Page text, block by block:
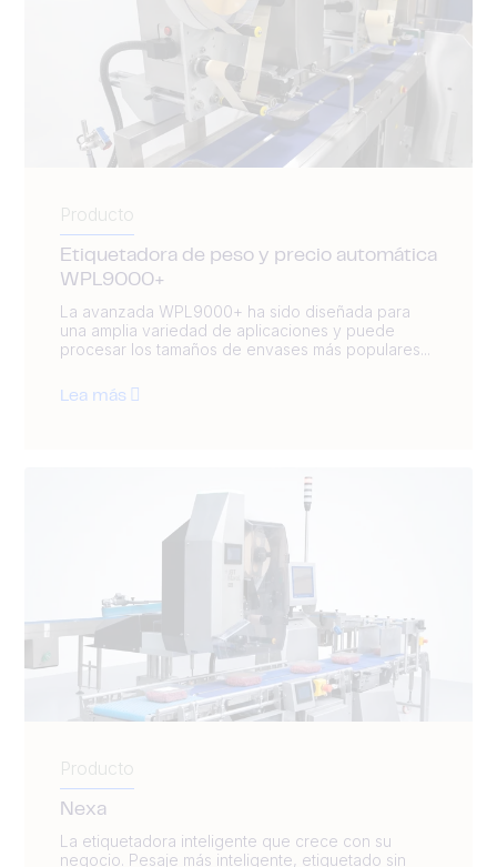
Producto
Etiquetadora de peso y precio automática
WPL9000+
La avanzada WPL9000+ ha sido diseñada para
una amplia variedad de aplicaciones y puede
procesar los tamaños de envases más populares...
Lea más
Producto
Nexa
La etiquetadora inteligente que crece con su
negocio. Pesaje más inteligente, etiquetado sin